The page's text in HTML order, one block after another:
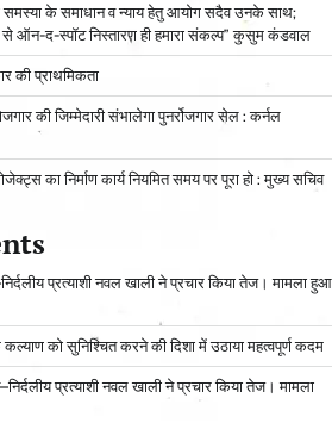
समस्या के समाधान व न्याय हेतु आयोग सदैव उनके साथ;
ऑन-द-स्पॉट निस्तारण ही हमारा संकल्प” कुसुम कंडवाल
की प्राथमिकता
की जिम्मेदारी संभालेगा पुनर्रोजगार सेल : कर्नल
का निर्माण कार्य नियमित समय पर पूरा हो : मुख्य सचिव
प्रत्याशी नवल खाली ने प्रचार किया तेज। मामला हुआ
कल्याण को सुनिश्चित करने की दिशा में उठाया महत्वपूर्ण कदम
प्रत्याशी नवल खाली ने प्रचार किया तेज। मामला